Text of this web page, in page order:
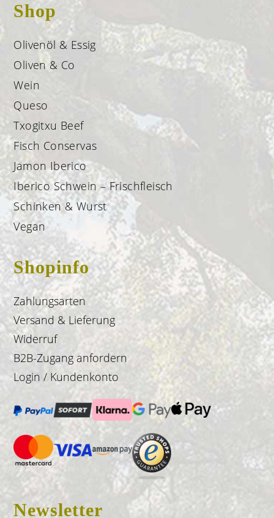
Shop
Olivenöl & Essig
Oliven & Co
Wein
Queso
Txogitxu Beef
Fisch Conservas
Jamon Iberico
Iberico Schwein – Frischfleisch
Schinken & Wurst
Vegan
Shopinfo
Zahlungsarten
Versand & Lieferung
Widerruf
B2B-Zugang anfordern
Login / Kundenkonto
Newsletter